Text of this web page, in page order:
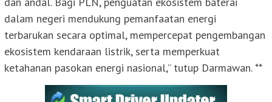
dalam negeri mendukung pemanfaatan energi
terbarukan secara optimal, mempercepat pengembangan
ekosistem kendaraan listrik, serta memperkuat
ketahanan pasokan energi nasional,” tutup Darmawan. **